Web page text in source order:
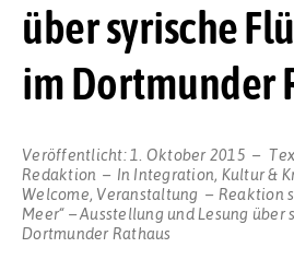
über syrische
im Dortmunder
Veröffentlicht: 1. Oktober 2015
Redaktion
In Integration, Kultur &
Welcome, Veranstaltung Reaktion
Meer“ – Ausstellung und Lesung
Dortmunder Rathaus